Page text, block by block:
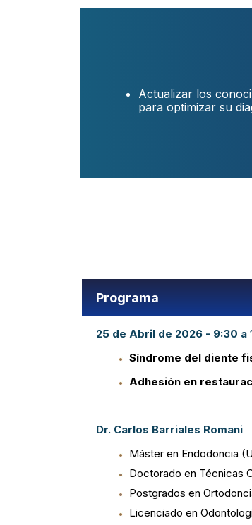
Actualizar los
para optimizar su
Programa
25 de Abril de 2026 - 9:30 a
Síndrome del diente
Adhesión en
Dr. Carlos Barriales Romani
Máster en Endodoncia
Doctorado en Técnicas
Postgrados en
Licenciado en